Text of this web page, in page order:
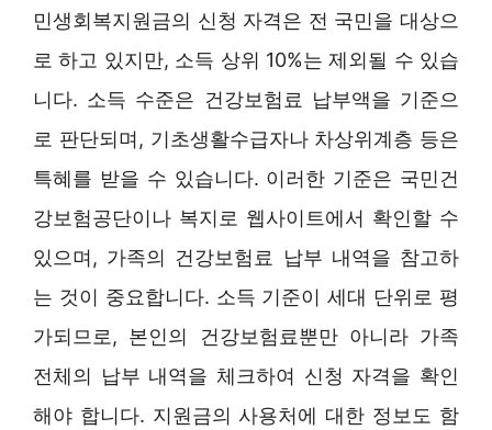
민생회복지원금의 신청 자격은 전 국민을 대상으
로 하고 있지만, 소득 상위 10%는 제외될 수 있습
니다. 소득 수준은 건강보험료 납부액을 기준으
로 판단되며, 기초생활수급자나 차상위계층 등은
특혜를 받을 수 있습니다. 이러한 기준은 국민건
강보험공단이나 복지로 웹사이트에서 확인할 수
있으며, 가족의 건강보험료 납부 내역을 참고하
는 것이 중요합니다. 소득 기준이 세대 단위로 평
가되므로, 본인의 건강보험료뿐만 아니라 가족
전체의 납부 내역을 체크하여 신청 자격을 확인
해야 합니다. 지원금의 사용처에 대한 정보도 함